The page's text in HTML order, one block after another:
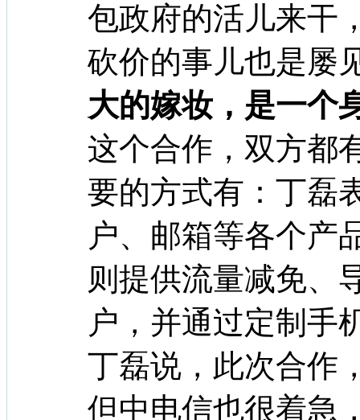
包政府的活儿来干
砍价的事儿也是屡
大的嫁妆，是一个
这个合作，双方都
要的方式有：丁磊
户、邮箱等各个产
则提供流量减免、
户，并通过定制手
丁磊说，此次合作
但中电信也很着急